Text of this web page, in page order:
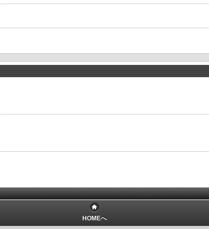
HOMEへ